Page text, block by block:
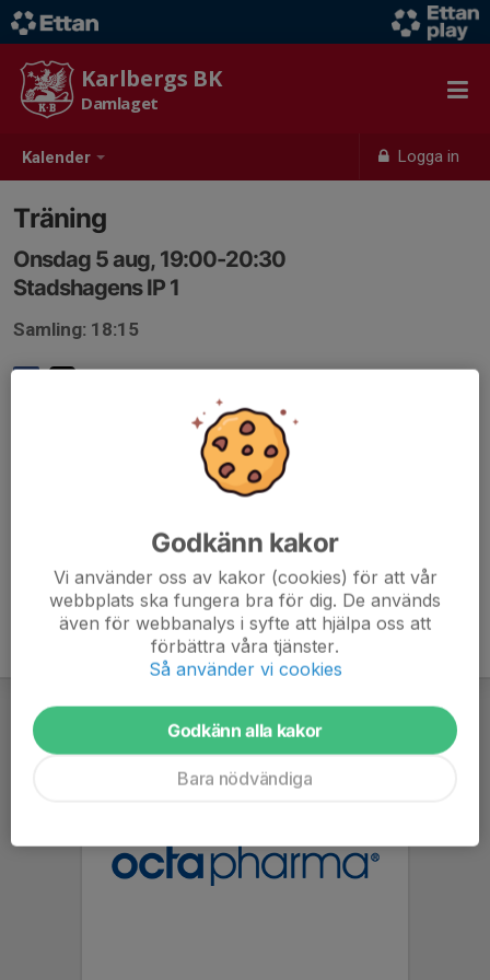
Kalender Logga in
Karlbergs BK
Damlaget
Träning
Onsdag 5 aug, 19:00-20:30
Stadshagens IP 1
Samling: 18:15
Godkänn kakor
Vi använder oss av kakor (cookies) för att vår
webbplats ska fungera bra för dig. De används
även för webbanalys i syfte att hjälpa oss att
förbättra våra tjänster.
Så använder vi cookies
Godkänn alla kakor
Bara nödvändiga